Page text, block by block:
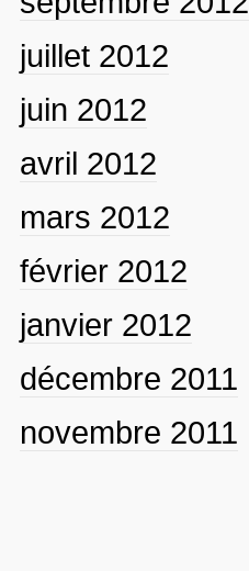
juillet 2012
juin 2012
avril 2012
mars 2012
février 2012
janvier 2012
décembre 2011
novembre 2011